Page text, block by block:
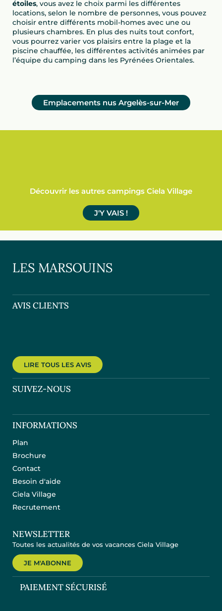
étoiles, vous avez le choix parmi les différentes
locations, selon le nombre de personnes, vous pouvez
choisir entre différents mobil-homes avec une ou
plusieurs chambres. En plus des nuits tout confort,
vous pourrez varier vos plaisirs entre la plage et la
piscine chauffée, les différentes activités animées par
l’équipe du camping dans les Pyrénées Orientales.
Emplacements nus Argelès-sur-Mer
Découvrir les autres campings Ciela Village
J'Y VAIS !
LES MARSOUINS
AVIS CLIENTS
LIRE TOUS LES AVIS
SUIVEZ-NOUS
INFORMATIONS
Plan
Brochure
Contact
Besoin d'aide
Ciela Village
Recrutement
NEWSLETTER
Toutes les actualités de vos vacances Ciela Village
JE M'ABONNE
PAIEMENT SÉCURISÉ